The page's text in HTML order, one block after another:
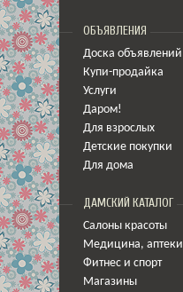
ОБЪЯВЛЕНИЯ
Доска объявлений
Купи-продайка
Услуги
Даром!
Для взрослых
Детские покупки
Для дома
ДАМСКИЙ КАТАЛОГ
Салоны красоты
Медицина, аптеки
Фитнес и спорт
Магазины